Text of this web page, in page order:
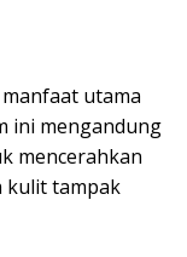
utama
ini mengandung
mencerahkan
kulit tampak